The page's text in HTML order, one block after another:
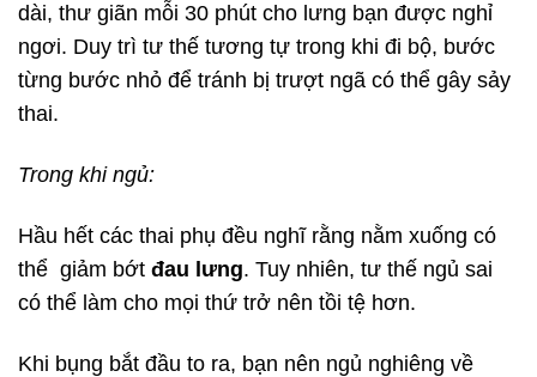
dài, thư giãn mỗi 30 phút cho lưng bạn được nghỉ
ngơi. Duy trì tư thế tương tự trong khi đi bộ, bước
từng bước nhỏ để tránh bị trượt ngã có thể gây sảy
thai.
Trong khi ngủ:
Hầu hết các thai phụ đều nghĩ rằng nằm xuống có
thể giảm bớt đau lưng. Tuy nhiên, tư thế ngủ sai
có thể làm cho mọi thứ trở nên tồi tệ hơn.
Khi bụng bắt đầu to ra, bạn nên ngủ nghiêng về